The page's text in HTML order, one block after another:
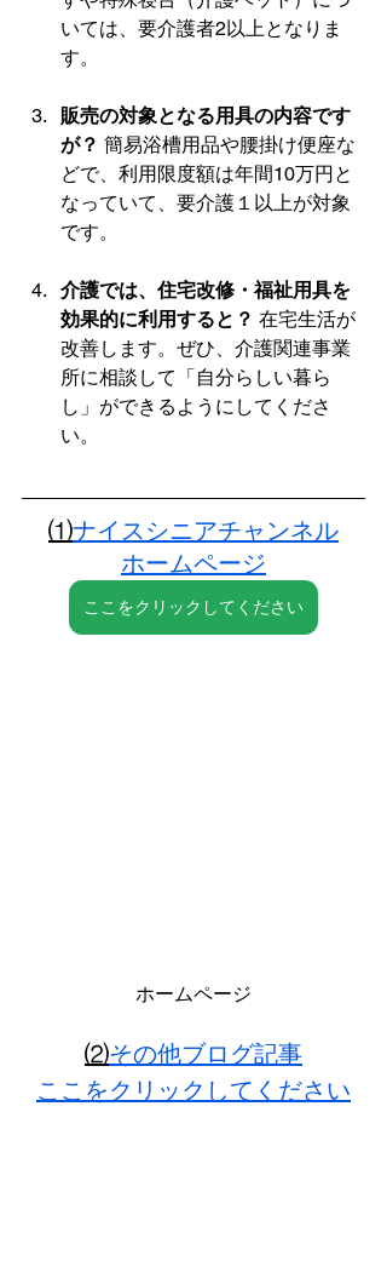
いては、要介護者2以上となりま
す。
販売の対象となる用具の内容です
が？ 簡易浴槽用品や腰掛け便座な
どで、利用限度額は年間10万円と
なっていて、要介護１以上が対象
です。
介護では、住宅改修・福祉用具を
効果的に利用すると？ 在宅生活が
改善します。ぜひ、介護関連事業
所に相談して「自分らしい暮ら
し」ができるようにしてくださ
い。
⑴ナイスシニアチャンネル
ホームページ
ここをクリックしてください
ホームページ
⑵その他ブログ記事
ここをクリックしてください